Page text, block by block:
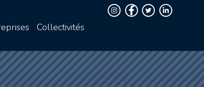
Collectivités